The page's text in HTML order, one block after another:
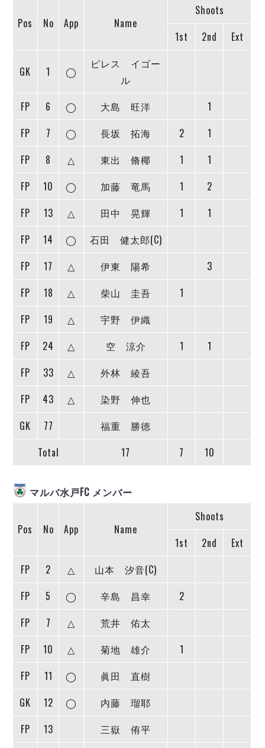
戦績表
個人ランキング｜ゴール
個人ランキング｜シュート
個人ランキング｜第2PK
メットライフ生命Ｆリーグカップ 2026
大会概要
チケット情報
過去の記録
ボルクバレット北九州
メットライフ生命Ｆ２リーグ
ヴォスクオーレ仙台
マルバ水戸FC
リガーレヴィア葛飾
ヴィンセドール白山
アグレミーナ浜松
デウソン神戸
ポルセイド浜田
リーグ要項
アリーナ観戦マナー&ルール
Ｆリーグカップ 試合記録
記念ゴール
担当審判員
選手の通算記録（Ｆ１）
バルドラール浦安
しながわシティ
立川アスレティックFC
湘南ベルマーレ
名古屋オーシャンズ
シュライカー大阪
バサジィ大分
選手の通算記録（Ｆ２）
リガーレヴィア葛飾
ヴィンセドール白山
ポルセイド浜田
ミラクルスマイル新居浜
DIVISION 02
FOLLOW US!
Pos No App Name
Shoots
1st
2nd Ext
GK 1 ◯
ピレス イゴー
ル
FP
6 ◯ 大島 旺洋
1
FP
7 ◯ 長坂 拓海 2
1
FP
8 △ 東出 脩椰 1
1
FP
10 ◯ 加藤 竜馬 1
2
FP
13 △ 田中 晃輝 1
1
FP
14 ◯
石田 健太郎(C)
FP
17 △ 伊東 陽希
3
FP
18 △ 柴山 圭吾
1
FP
19 △
宇野 伊織
FP
24 △ 空 涼介 1
1
FP
33 △
外林 綾吾
FP
43 △
染野 伸也
GK
77
福重 勝徳
Total
17 7 10
マルバ水戸FC メンバー
Pos No App Name
Shoots
1st
2nd
Ext
FP
2 △
山本 汐音(C)
FP
5 ◯ 辛島 昌幸
2
FP
7 △
荒井 佑太
FP
10 △ 菊地 雄介
1
FP
11 ◯
眞田 直樹
GK
12 ◯
内藤 瑠耶
FP
13
三嶽 侑平